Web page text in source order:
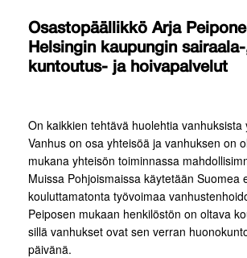
Osastopäällikkö Arja
Helsingin kaupungin
kuntoutus- ja hoivapalvelut
On kaikkien tehtävä huolehtia vanhuksista
Vanhus on osa yhteisöä ja vanhuksen on
mukana yhteisön toiminnassa
Muissa Pohjoismaissa käytetään Suomea
kouluttamatonta työvoimaa
Peiposen mukaan henkilöstön on oltava
sillä vanhukset ovat sen verran
päivänä.